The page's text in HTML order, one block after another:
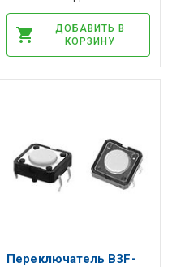
ДОБАВИТЬ В
КОРЗИНУ
Переключатель B3F-